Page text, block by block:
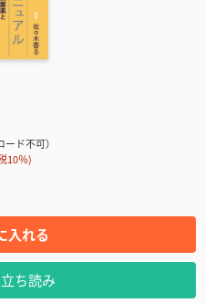
ド不可）
10％)
入れる
ち読み